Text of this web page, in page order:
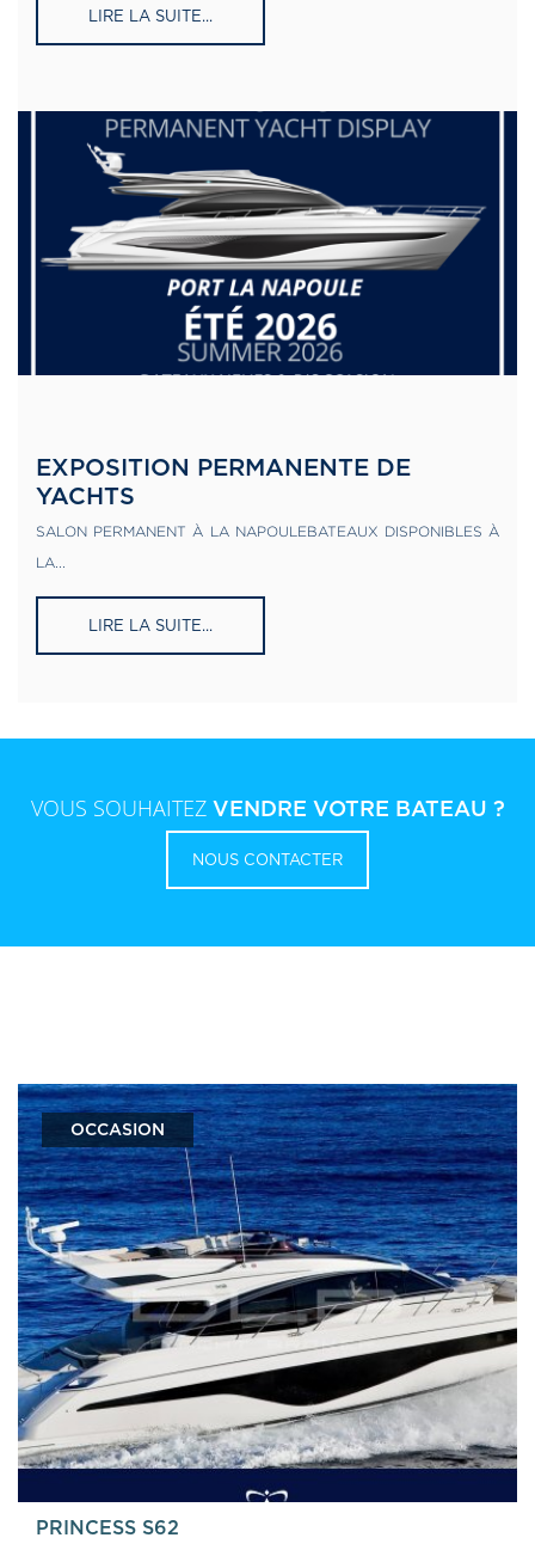
LIRE LA SUITE...
EXPOSITION PERMANENTE DE
YACHTS
SALON PERMANENT À LA NAPOULEBATEAUX DISPONIBLES À
LA...
LIRE LA SUITE...
VOUS SOUHAITEZ VENDRE VOTRE BATEAU ?
NOUS CONTACTER
OCCASION
PRINCESS S62